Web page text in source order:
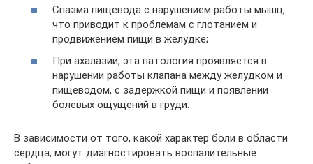
Спазма пищевода с нарушением работы мышц,
что приводит к проблемам с глотанием и
продвижением пищи в желудке;
При ахалазии, эта патология проявляется в
нарушении работы клапана между желудком и
пищеводом, с задержкой пищи и появлении
болевых ощущений в груди.
В зависимости от того, какой характер боли в области
сердца, могут диагностировать воспалительные